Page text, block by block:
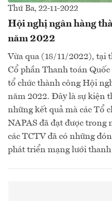
Thứ Ba, 22-11-2022
Hội nghị ngân hàng
năm 2022
Vừa qua (18/11/2022), tại
Cổ phần Thanh toán
tổ chức thành công Hội
năm 2022. Đây là sự kiện
những kết quả mà các Tổ
NAPAS đã đạt được trong
các TCTV đã có những
phát triển mạng lưới